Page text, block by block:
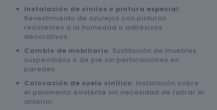
Instalación de vinilos o pintura especial:
Revestimiento de azulejos con pinturas
resistentes a la humedad o adhesivos
decorativos.
Cambio de mobiliario: Sustitución de muebles
suspendidos o de pie sin perforaciones en
paredes.
Colocación de suelo vinílico: Instalación sobre
el pavimento existente sin necesidad de retirar el
anterior.